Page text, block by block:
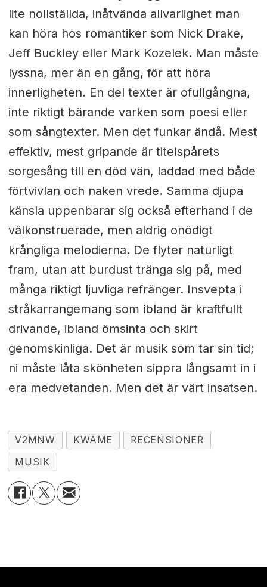
lite nollställda, inåtvända allvarlighet man
kan höra hos romantiker som Nick Drake,
Jeff Buckley eller Mark Kozelek. Man måste
lyssna, mer än en gång, för att höra
innerligheten. En del texter är ofullgångna,
inte riktigt bärande varken som poesi eller
som sångtexter. Men det funkar ändå. Mest
effektiv, mest gripande är titelspårets
sorgesång till en död vän, laddad med både
förtvivlan och naken vrede. Samma djupa
känsla uppenbarar sig också efterhand i de
välkonstruerade, men aldrig onödigt
krångliga melodierna. De flyter naturligt
fram, utan att burdust tränga sig på, med
många riktigt ljuvliga refränger. Insvepta i
stråkarrangemang som ibland är kraftfullt
drivande, ibland ömsinta och skirt
genomskinliga. Det är musik som tar sin tid;
ni måste låta skönheten sippra långsamt in i
era medvetanden. Men det är värt insatsen.
V2MNW KWAME
RECENSIONER
MUSIK